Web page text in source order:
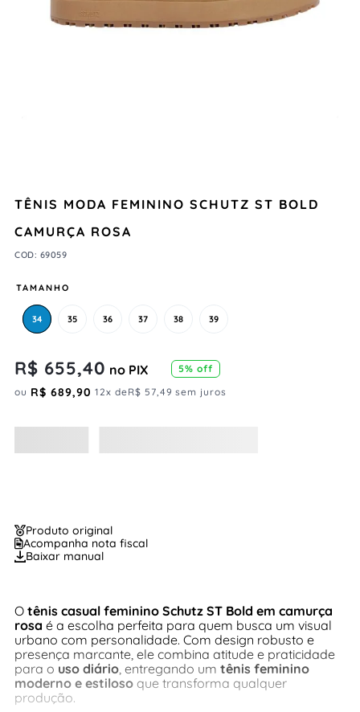
TÊNIS MODA FEMININO SCHUTZ ST BOLD
CAMURÇA ROSA
COD: 69059
TAMANHO
34 35 36 37 38 39
R$ 655,40 no PIX 5% off
ou R$ 689,90 12x deR$ 57,49 sem juros
Produto original
Acompanha nota fiscal
Baixar manual
O tênis casual feminino Schutz ST Bold em camurça
rosa é a escolha perfeita para quem busca um visual
urbano com personalidade. Com design robusto e
presença marcante, ele combina atitude e praticidade
para o uso diário, entregando um tênis feminino
moderno e estiloso que transforma qualquer
produção.